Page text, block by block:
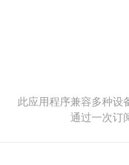
此应用程序兼容多种设
通过一次订